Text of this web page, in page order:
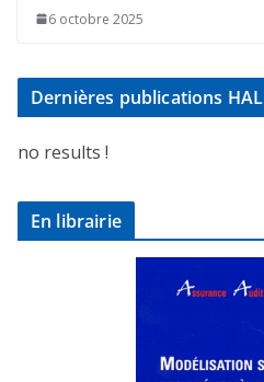
6 octobre 2025
Dernières publications HAL
no results !
En librairie